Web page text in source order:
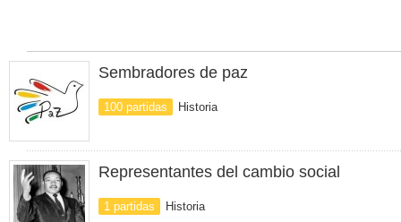
Sembradores de paz
100 partidas Historia
Representantes del cambio social
1 partidas Historia